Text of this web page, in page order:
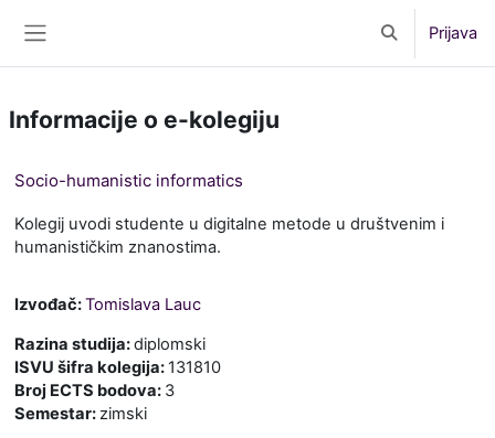
Toggle search
Prijava
Informacije o e-kolegiju
Socio-humanistic informatics
Kolegij uvodi studente u digitalne metode u društvenim i
humanističkim znanostima.
Izvođač:Tomislava Lauc
Razina studija:diplomski
ISVU šifra kolegija: 131810
Broj ECTS bodova: 3
Semestar:zimski